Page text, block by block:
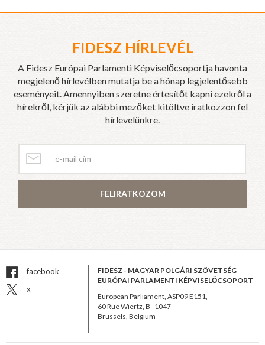
FIDESZ HÍRLEVÉL
A Fidesz Európai Parlamenti Képviselőcsoportja havonta
megjelenő hírlevélben mutatja be a hónap legjelentősebb
eseményeit. Amennyiben szeretne értesítőt kapni ezekről a
hírekről, kérjük az alábbi mezőket kitöltve iratkozzon fel
hírlevelünkre.
FELIRATKOZOM
facebook
x
FIDESZ - MAGYAR POLGÁRI SZÖVETSÉG
EURÓPAI PARLAMENTI KÉPVISELŐCSOPORT
European Parliament, ASP09 E151,
60 Rue Wiertz, B–1047
Brussels, Belgium